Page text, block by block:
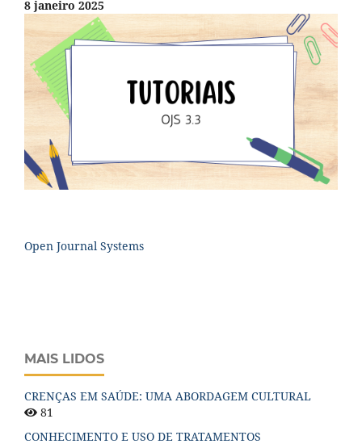
8 janeiro 2025
Open Journal Systems
MAIS LIDOS
CRENÇAS EM SAÚDE: UMA ABORDAGEM CULTURAL
81
CONHECIMENTO E USO DE TRATAMENTOS